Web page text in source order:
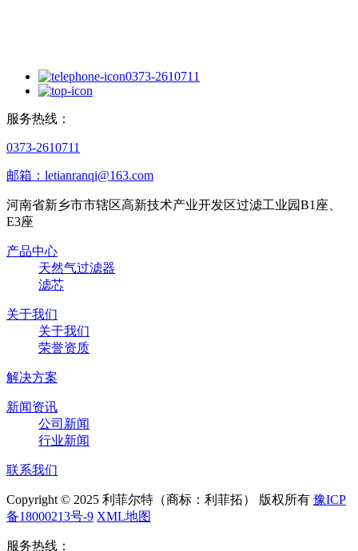
0373-2610711
服务热线：
0373-2610711
邮箱：letianranqi@163.com
河南省新乡市市辖区高新技术产业开发区过滤工业园B1座、
E3座
产品中心
天然气过滤器
滤芯
关于我们
关于我们
荣誉资质
解决方案
新闻资讯
公司新闻
行业新闻
联系我们
Copyright © 2025 利菲尔特（商标：利菲拓） 版权所有 豫ICP
备18000213号-9 XML地图
服务热线：